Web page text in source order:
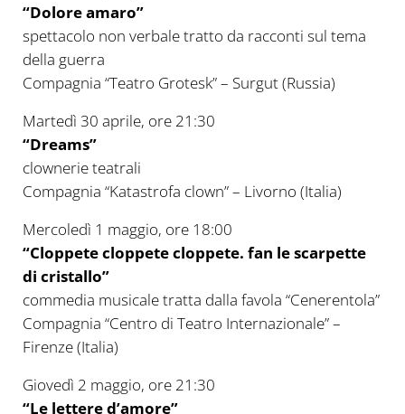
“Dolore amaro”
spettacolo non verbale tratto da racconti sul tema
della guerra
Compagnia “Teatro Grotesk” – Surgut (Russia)
Martedì 30 aprile, ore 21:30
“Dreams”
clownerie teatrali
Compagnia “Katastrofa clown” – Livorno (Italia)
Mercoledì 1 maggio, ore 18:00
“Cloppete cloppete cloppete. fan le scarpette
di cristallo”
commedia musicale tratta dalla favola “Cenerentola”
Compagnia “Centro di Teatro Internazionale” –
Firenze (Italia)
Giovedì 2 maggio, ore 21:30
“Le lettere d’amore”